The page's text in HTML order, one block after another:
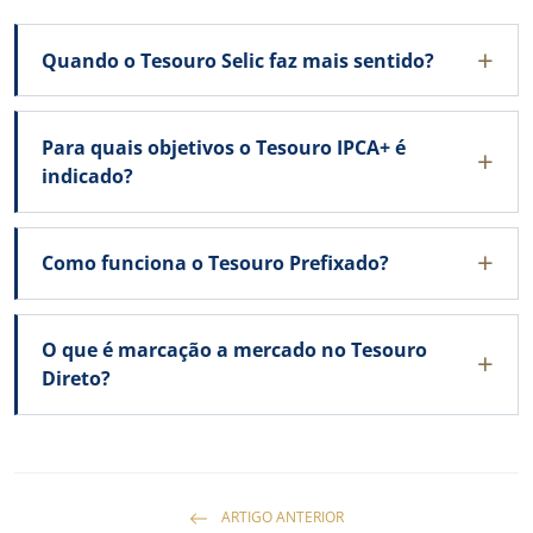
Quando o Tesouro Selic faz mais sentido?
Para quais objetivos o Tesouro IPCA+ é
indicado?
Como funciona o Tesouro Prefixado?
O que é marcação a mercado no Tesouro
Direto?
ARTIGO ANTERIOR